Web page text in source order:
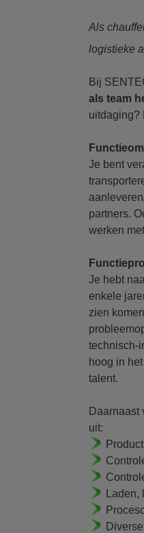
Als
logistieke
Bij
als team
uitdaging?
Je bent
partners.
werken
Je hebt
enkele
zien
technisch-
hoog in
talent.
Daarnaast
uit: